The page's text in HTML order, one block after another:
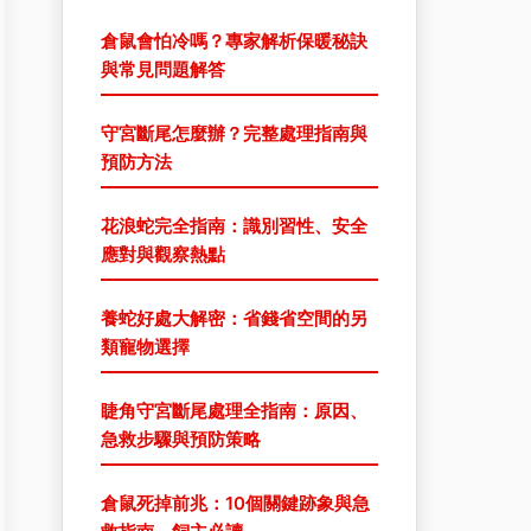
倉鼠會怕冷嗎？專家解析保暖秘訣
與常見問題解答
守宮斷尾怎麼辦？完整處理指南與
預防方法
花浪蛇完全指南：識別習性、安全
應對與觀察熱點
養蛇好處大解密：省錢省空間的另
類寵物選擇
睫角守宮斷尾處理全指南：原因、
急救步驟與預防策略
倉鼠死掉前兆：10個關鍵跡象與急